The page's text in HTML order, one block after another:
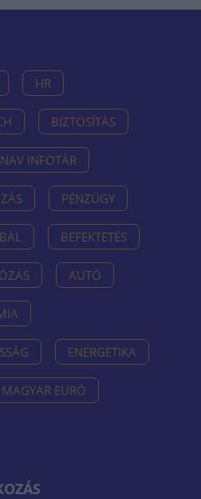
HR
BIZTOSÍTÁS
NAV INFOTÁR
PÉNZÜGY
BEFEKTETÉS
AUTÓ
ENERGETIKA
MAGYAR EURÓ